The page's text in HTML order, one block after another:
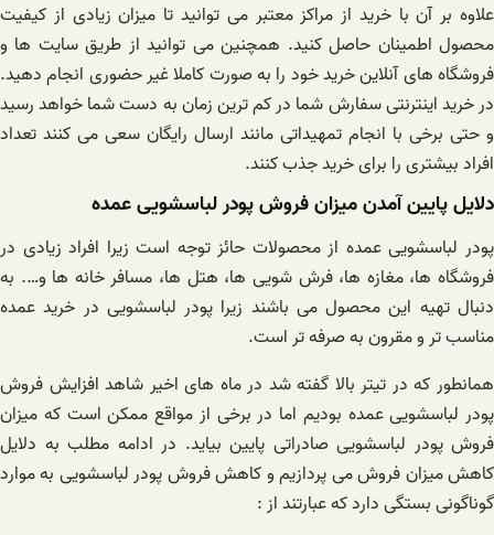
علاوه بر آن با خرید از مراکز معتبر می توانید تا میزان زیادی از کیفیت
محصول اطمینان حاصل کنید. همچنین می توانید از طریق سایت ها و
فروشگاه های آنلاین خرید خود را به صورت کاملا غیر حضوری انجام دهید.
در خرید اینترنتی سفارش شما در کم ترین زمان به دست شما خواهد رسید
و حتی برخی با انجام تمهیداتی مانند ارسال رایگان سعی می کنند تعداد
افراد بیشتری را برای خرید جذب کنند.
دلایل پایین آمدن میزان فروش پودر لباسشویی عمده
پودر لباسشویی عمده از محصولات حائز توجه است زیرا افراد زیادی در
فروشگاه ها، مغازه ها، فرش شویی ها، هتل ها، مسافر خانه ها و…. به
دنبال تهیه این محصول می باشند زیرا پودر لباسشویی در خرید عمده
مناسب تر و مقرون به صرفه تر است.
همانطور که در تیتر بالا گفته شد در ماه های اخیر شاهد افزایش فروش
پودر لباسشویی عمده بودیم اما در برخی از مواقع ممکن است که میزان
فروش پودر لباسشویی صادراتی پایین بیاید. در ادامه مطلب به دلایل
کاهش میزان فروش می پردازیم و کاهش فروش پودر لباسشویی به موارد
گوناگونی بستگی دارد که عبارتند از :